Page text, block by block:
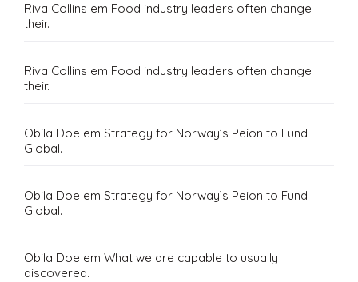
Riva Collins em Food industry leaders often change
their.
Riva Collins em Food industry leaders often change
their.
Obila Doe em Strategy for Norway’s Peion to Fund
Global.
Obila Doe em Strategy for Norway’s Peion to Fund
Global.
Obila Doe em What we are capable to usually
discovered.